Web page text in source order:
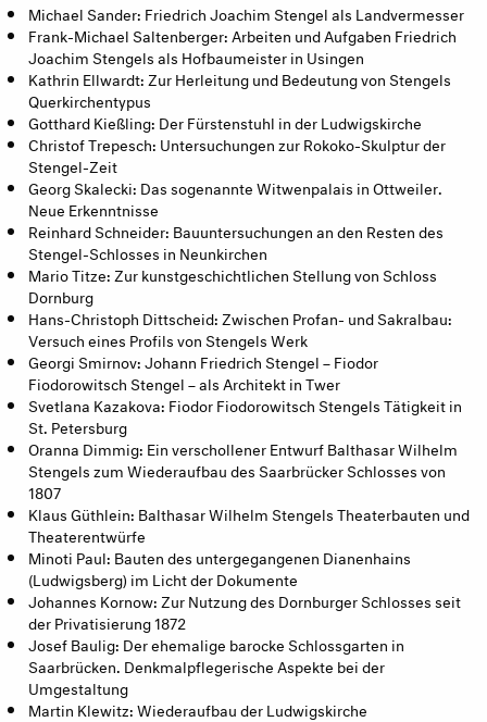
Michael Sander: Friedrich Joachim Stengel als Landvermesser
Frank-Michael Saltenberger: Arbeiten und Aufgaben Friedrich
Joachim Stengels als Hofbaumeister in Usingen
Kathrin Ellwardt: Zur Herleitung und Bedeutung von Stengels
Querkirchentypus
Gotthard Kießling: Der Fürstenstuhl in der Ludwigskirche
Christof Trepesch: Untersuchungen zur Rokoko-Skulptur der
Stengel-Zeit
Georg Skalecki: Das sogenannte Witwenpalais in Ottweiler.
Neue Erkenntnisse
Reinhard Schneider: Bauuntersuchungen an den Resten des
Stengel-Schlosses in Neunkirchen
Mario Titze: Zur kunstgeschichtlichen Stellung von Schloss
Dornburg
Hans-Christoph Dittscheid: Zwischen Profan- und Sakralbau:
Versuch eines Profils von Stengels Werk
Georgi Smirnov: Johann Friedrich Stengel – Fiodor
Fiodorowitsch Stengel – als Architekt in Twer
Svetlana Kazakova: Fiodor Fiodorowitsch Stengels Tätigkeit in
St. Petersburg
Oranna Dimmig: Ein verschollener Entwurf Balthasar Wilhelm
Stengels zum Wiederaufbau des Saarbrücker Schlosses von
1807
Klaus Güthlein: Balthasar Wilhelm Stengels Theaterbauten und
Theaterentwürfe
Minoti Paul: Bauten des untergegangenen Dianenhains
(Ludwigsberg) im Licht der Dokumente
Johannes Kornow: Zur Nutzung des Dornburger Schlosses seit
der Privatisierung 1872
Josef Baulig: Der ehemalige barocke Schlossgarten in
Saarbrücken. Denkmalpflegerische Aspekte bei der
Umgestaltung
Martin Klewitz: Wiederaufbau der Ludwigskirche